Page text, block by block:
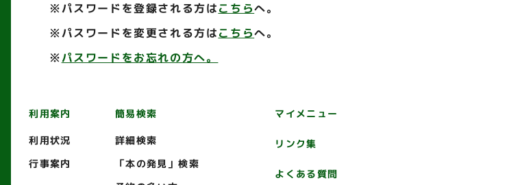
※パスワードを登録される方はこちらへ。
※パスワードを変更される方はこちらへ。
※パスワードをお忘れの方へ。
利用案内
利用状況
行事案内
簡易検索
詳細検索
「本の発見」検索
マイメニュー
リンク集
よくある質問